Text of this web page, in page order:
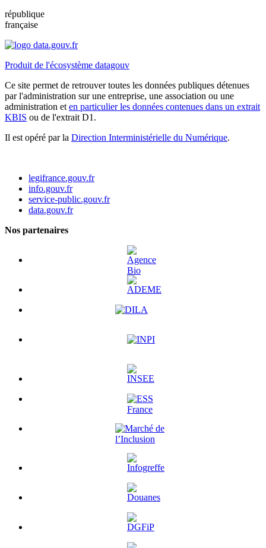
république
française
Produit de l'écosystème datagouv
Ce site permet de retrouver toutes les données publiques détenues
par l'administration sur une entreprise, une association ou une
administration et en particulier les données contenues dans un extrait
KBIS ou de l'extrait D1.
Il est opéré par la Direction Interministérielle du Numérique.
legifrance.gouv.fr
info.gouv.fr
service-public.gouv.fr
data.gouv.fr
Nos partenaires